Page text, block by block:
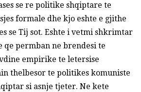
se re politike shqiptare te
formale dhe kjo eshte e gjithe
se Tij sot. Eshte i vetmi shkrimtar
qe permban ne brendesi te
empirike te letersise
thelbesor te politikes komuniste
si asnje tjeter. Ne kete